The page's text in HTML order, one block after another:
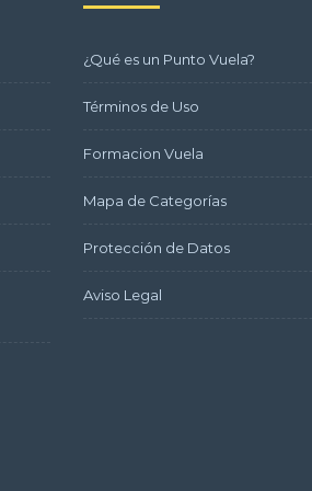
¿Qué es un Punto Vuela?
Términos de Uso
Formacion Vuela
Mapa de Categorías
Protección de Datos
Aviso Legal